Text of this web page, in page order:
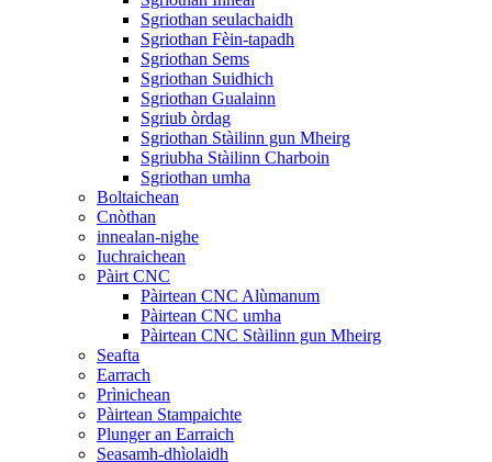
Sgriothan seulachaidh
Sgriothan Fèin-tapadh
Sgriothan Sems
Sgriothan Suidhich
Sgriothan Gualainn
Sgriub òrdag
Sgriothan Stàilinn gun Mheirg
Sgriubha Stàilinn Charboin
Sgriothan umha
Boltaichean
Cnòthan
innealan-nighe
Iuchraichean
Pàirt CNC
Pàirtean CNC Alùmanum
Pàirtean CNC umha
Pàirtean CNC Stàilinn gun Mheirg
Seafta
Earrach
Prìnichean
Pàirtean Stampaichte
Plunger an Earraich
Seasamh-dhìolaidh